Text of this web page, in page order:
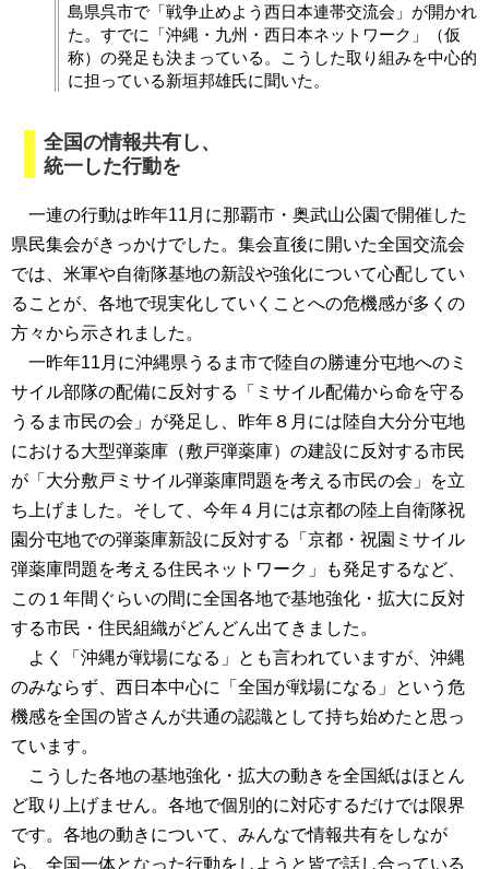
島県呉市で「戦争止めよう西日本連帯交流会」が開かれ
た。すでに「沖縄・九州・西日本ネットワーク」（仮
称）の発足も決まっている。こうした取り組みを中心的
に担っている新垣邦雄氏に聞いた。
全国の情報共有し、
統一した行動を
一連の行動は昨年11月に那覇市・奥武山公園で開催した
県民集会がきっかけでした。集会直後に開いた全国交流会
では、米軍や自衛隊基地の新設や強化について心配してい
ることが、各地で現実化していくことへの危機感が多くの
方々から示されました。
一昨年11月に沖縄県うるま市で陸自の勝連分屯地へのミ
サイル部隊の配備に反対する「ミサイル配備から命を守る
うるま市民の会」が発足し、昨年８月には陸自大分分屯地
における大型弾薬庫（敷戸弾薬庫）の建設に反対する市民
が「大分敷戸ミサイル弾薬庫問題を考える市民の会」を立
ち上げました。そして、今年４月には京都の陸上自衛隊祝
園分屯地での弾薬庫新設に反対する「京都・祝園ミサイル
弾薬庫問題を考える住民ネットワーク」も発足するなど、
この１年間ぐらいの間に全国各地で基地強化・拡大に反対
する市民・住民組織がどんどん出てきました。
よく「沖縄が戦場になる」とも言われていますが、沖縄
のみならず、西日本中心に「全国が戦場になる」という危
機感を全国の皆さんが共通の認識として持ち始めたと思っ
ています。
こうした各地の基地強化・拡大の動きを全国紙はほとん
ど取り上げません。各地で個別的に対応するだけでは限界
です。各地の動きについて、みんなで情報共有をしなが
ら、全国一体となった行動をしようと皆で話し合っている